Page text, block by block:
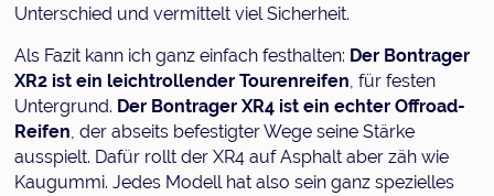
Unterschied und vermittelt viel Sicherheit.
Als Fazit kann ich ganz einfach festhalten: Der Bontrager
XR2 ist ein leichtrollender Tourenreifen, für festen
Untergrund. Der Bontrager XR4 ist ein echter Offroad-
Reifen, der abseits befestigter Wege seine Stärke
ausspielt. Dafür rollt der XR4 auf Asphalt aber zäh wie
Kaugummi. Jedes Modell hat also sein ganz spezielles